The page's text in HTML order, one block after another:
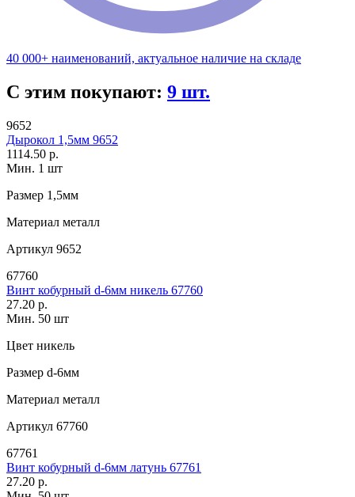
40 000+ наименований, актуальное наличие на складе
С этим покупают: 9 шт.
9652
Дырокол 1,5мм 9652
1114.50 р.
Мин. 1 шт
Размер 1,5мм
Материал металл
Артикул 9652
67760
Винт кобурный d-6мм никель 67760
27.20 р.
Мин. 50 шт
Цвет никель
Размер d-6мм
Материал металл
Артикул 67760
67761
Винт кобурный d-6мм латунь 67761
27.20 р.